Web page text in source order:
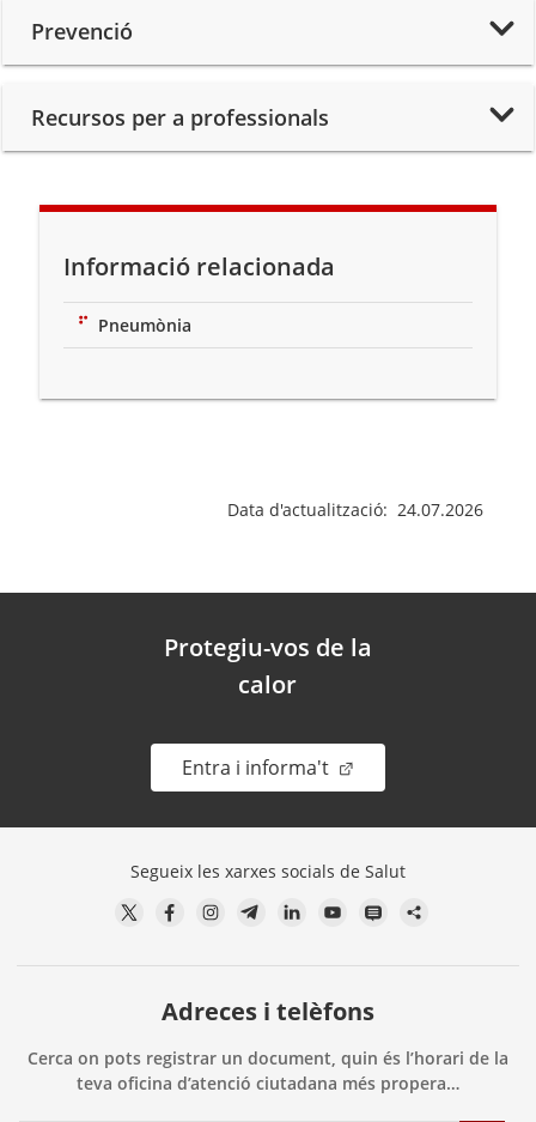
Prevenció
Recursos per a professionals
Informació relacionada
Pneumònia
Data d'actualització: 24.07.2026
Protegiu-vos de la
calor
Entra i informa't . Obre en una nova
Segueix les xarxes socials de Salut
Adreces i telèfons
Cerca on pots registrar un document, quin és l’horari de la
teva oficina d’atenció ciutadana més propera…